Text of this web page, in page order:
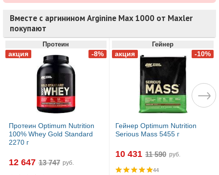
Вместе с аргинином Arginine Max 1000 от Maxler
покупают
Протеин
Протеин Optimum Nutrition
100% Whey Gold Standard
2270 г
12 647 руб.
Гейнер
Гейнер Optimum Nutrition
Serious Mass 5455 г
10 431 руб.
44